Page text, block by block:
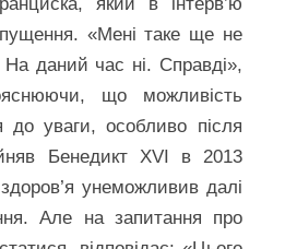
«Мені таке ще не
даний час ні. Справді»,
що можливість
до уваги, особливо після
Бенедикт XVI в 2013
унеможливив далі
Але на запитання про